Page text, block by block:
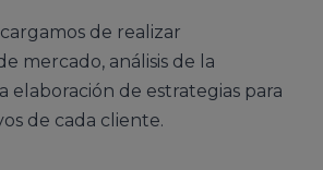
de realizar
mercado, análisis de la
elaboración de estrategias para
de cada cliente.